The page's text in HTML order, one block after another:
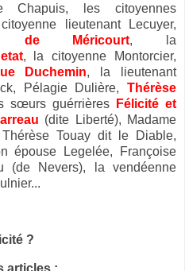
Chapuis, les citoyennes
lieutenant Lecuyer,
de Méricourt, la
, la citoyenne Montorcier,
Duchemin, la lieutenant
Pélagie Dulière, Thérèse
sœurs guérrières
Félicité et
(dite Liberté), Madame
Touay dit le Diable,
épouse Legelée, Françoise
(de Nevers), la vendéenne
?
articles :